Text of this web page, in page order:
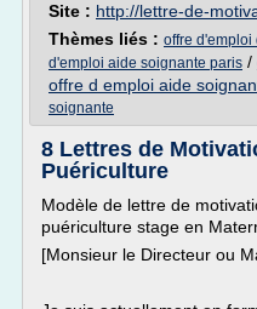
Site : http://lettre-de-
Thèmes liés : offre d'emploi
d'emploi aide soignante paris /
offre d emploi aide
soignante
8 Lettres de
Puériculture
Modèle de lettre de
puériculture stage en
[Monsieur le Directeur ou